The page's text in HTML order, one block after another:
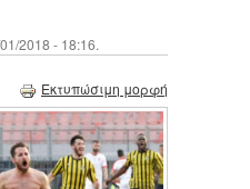
2018 - 18:16.
Εκτυπώσιμη μορφή